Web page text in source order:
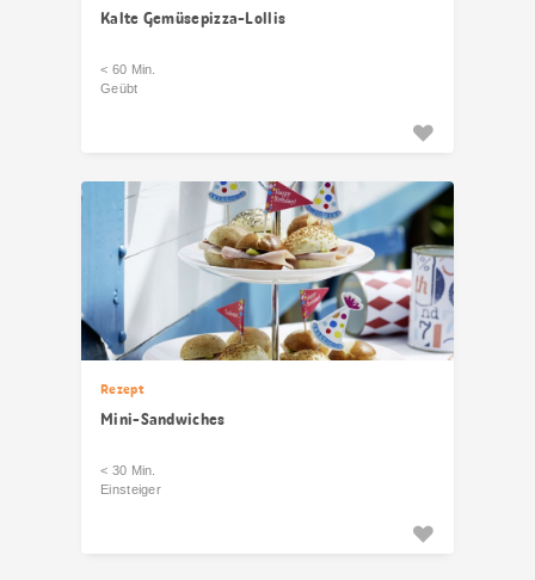
Kalte Gemüsepizza-Lollis
< 60 Min.
Geübt
Rezept
Mini-Sandwiches
< 30 Min.
Einsteiger